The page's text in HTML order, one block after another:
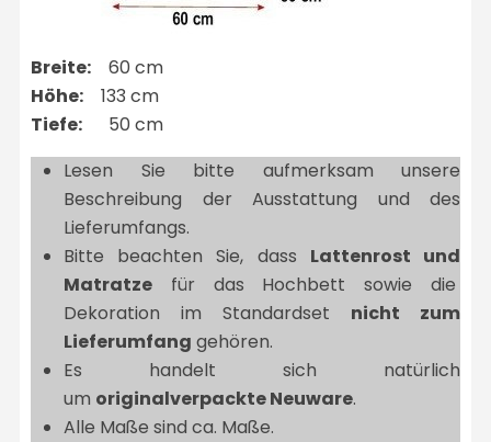
Breite: 60 cm
Höhe: 133 cm
Tiefe: 50 cm
Lesen Sie bitte aufmerksam unsere
Beschreibung der Ausstattung und des
Lieferumfangs.
Bitte beachten Sie, dass Lattenrost und
Matratze für das Hochbett sowie die
Dekoration im Standardset nicht zum
Lieferumfang gehören.
Es handelt sich natürlich
um originalverpackte Neuware.
Alle Maße sind ca. Maße.